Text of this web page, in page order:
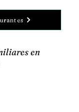
en